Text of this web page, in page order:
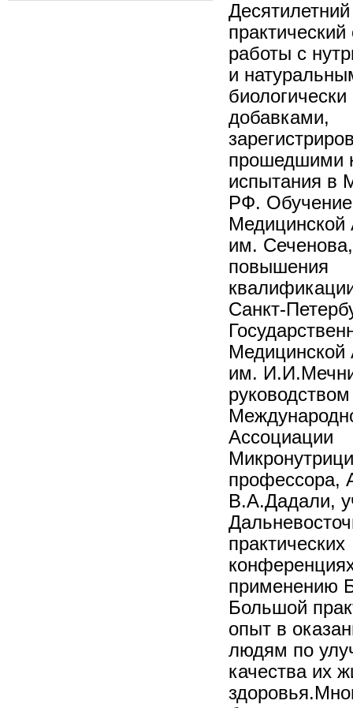
Десятилетний
работы с
и
добавками,
прошедшими
испытания в
РФ.
им.
повышения
Санкт-
им.
Ассоциации
профессора,
В.А.Дадали,
практических
применению
Большой
опыт в
людям по
качества их